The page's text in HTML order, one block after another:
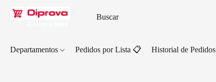
Departamentos Pedidos por Lista 📋 Historial de Pedidos